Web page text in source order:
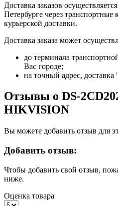
Доставка заказов
Петербурге через
курьерской доставки.
Доставка заказа может
до терминала
Вас городе;
на точный адрес, доставка
Отзывы о DS-
HIKVISION
Вы можете добавить отзыв для
Добавить отзыв:
Чтобы добавить свой отзыв,
ниже.
Оценка товара